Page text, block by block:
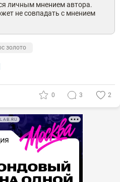
личным мнением автора.
не совпадать с мнением
золото
0 3 2